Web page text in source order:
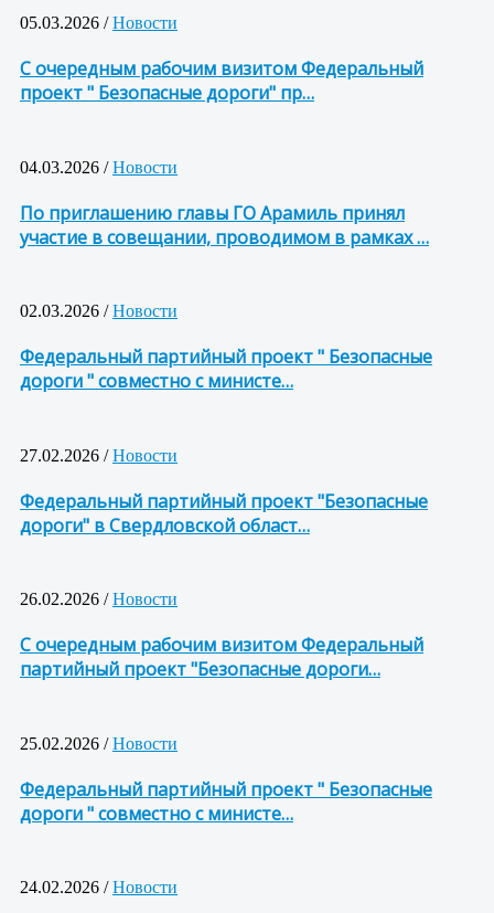
05.03.2026 /Новости
С очередным рабочим визитом Федеральный
проект " Безопасные дороги" пр…
04.03.2026 /Новости
По приглашению главы ГО Арамиль принял
участие в совещании, проводимом в рамках …
02.03.2026 /Новости
Федеральный партийный проект " Безопасные
дороги " совместно с министе…
27.02.2026 /Новости
Федеральный партийный проект "Безопасные
дороги" в Свердловской област…
26.02.2026 /Новости
С очередным рабочим визитом Федеральный
партийный проект "Безопасные дороги…
25.02.2026 /Новости
Федеральный партийный проект " Безопасные
дороги " совместно с министе…
24.02.2026 /Новости